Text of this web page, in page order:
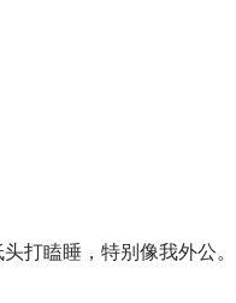
打瞌睡，特别像我外公。